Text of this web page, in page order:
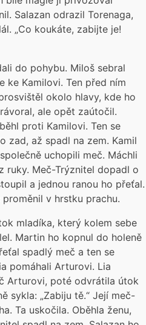
Salazan odrazil Torenaga,
„Co koukáte, zabijte je!
do pohybu. Miloš sebral
ke Kamilovi. Ten před ním
okolo hlavy, kde ho
ale opět zaútočil.
proti Kamilovi. Ten se
zad, až spadl na zem. Kamil
uchopili meč. Máchli
ruky. Meč-Trýznitel dopadl o
a jednou ranou ho přeťal.
v hrstku prachu.
mladíka, který kolem sebe
Martin ho kopnul do holeně
spadlý meč a ten se
pomáhali Arturovi. Lia
Arturovi, poté odvrátila útok
sykla: „Zabiju tě.“ Její meč-
Ta uskočila. Oběhla ženu,